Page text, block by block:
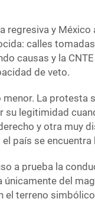
regresiva y
calles
causas y la
de veto.
menor. La
su legitimidad
y otra muy
país se
a prueba la
únicamente del
el terreno